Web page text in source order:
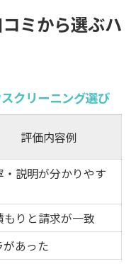
を選ぶなら口コ
スの口コミ傾向ま
クリーニングの魅
クリーニングの
題の清掃サービス
足度を左右する要
ミから選ぶハ
クリーニング選び
評価内容例
・説明が分かりやす
もりと請求が一致
があった